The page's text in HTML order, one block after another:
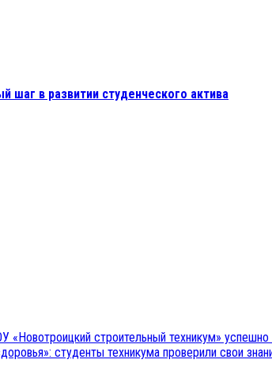
шаг в развитии студенческого актива
«Новотроицкий строительный техникум»
студенты техникума проверили свои